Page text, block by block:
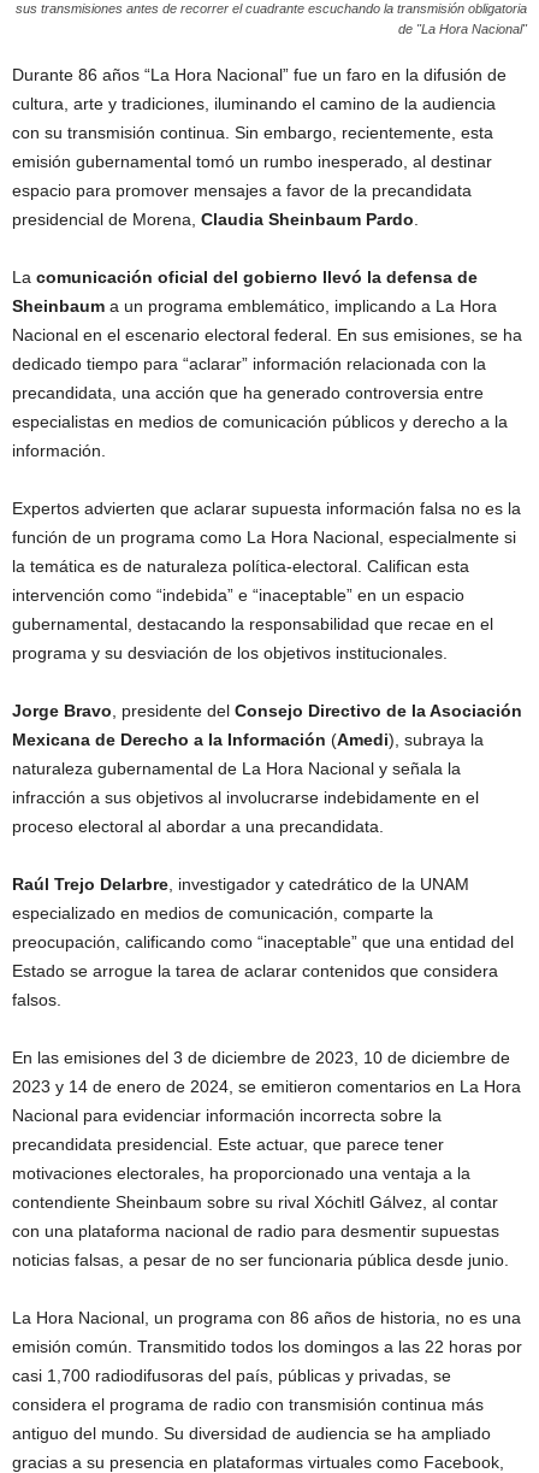
sus transmisiones antes de recorrer el cuadrante escuchando la transmisión obligatoria
de "La Hora Nacional"
Durante 86 años “La Hora Nacional” fue un faro en la difusión de
cultura, arte y tradiciones, iluminando el camino de la audiencia
con su transmisión continua. Sin embargo, recientemente, esta
emisión gubernamental tomó un rumbo inesperado, al destinar
espacio para promover mensajes a favor de la precandidata
presidencial de Morena, Claudia Sheinbaum Pardo
La comunicación oficial del gobierno llevó la defensa de
Sheinbaum a un programa emblemático, implicando a La Hora
Nacional en el escenario electoral federal. En sus emisiones, se ha
dedicado tiempo para “aclarar” información relacionada con la
precandidata, una acción que ha generado controversia entre
especialistas en medios de comunicación públicos y derecho a la
información.
Expertos advierten que aclarar supuesta información falsa no es la
función de un programa como La Hora Nacional, especialmente si
la temática es de naturaleza política-electoral. Califican esta
intervención como “indebida” e “inaceptable” en un espacio
gubernamental, destacando la responsabilidad que recae en el
programa y su desviación de los objetivos institucionales.
Jorge Bravo , presidente del Consejo Directivo de la Asociación
Mexicana de Derecho a la Información (Amedi), subraya la
naturaleza gubernamental de La Hora Nacional y señala la
infracción a sus objetivos al involucrarse indebidamente en el
proceso electoral al abordar a una precandidata.
Raúl Trejo Delarbre , investigador y catedrático de la UNAM
especializado en medios de comunicación, comparte la
preocupación, calificando como “inaceptable” que una entidad del
Estado se arrogue la tarea de aclarar contenidos que considera
falsos.
En las emisiones del 3 de diciembre de 2023, 10 de diciembre de
2023 y 14 de enero de 2024, se emitieron comentarios en La Hora
Nacional para evidenciar información incorrecta sobre la
precandidata presidencial. Este actuar, que parece tener
motivaciones electorales, ha proporcionado una ventaja a la
contendiente Sheinbaum sobre su rival Xóchitl Gálvez, al contar
con una plataforma nacional de radio para desmentir supuestas
noticias falsas, a pesar de no ser funcionaria pública desde junio.
La Hora Nacional, un programa con 86 años de historia, no es una
emisión común. Transmitido todos los domingos a las 22 horas por
casi 1,700 radiodifusoras del país, públicas y privadas, se
considera el programa de radio con transmisión continua más
antiguo del mundo. Su diversidad de audiencia se ha ampliado
gracias a su presencia en plataformas virtuales como Facebook,